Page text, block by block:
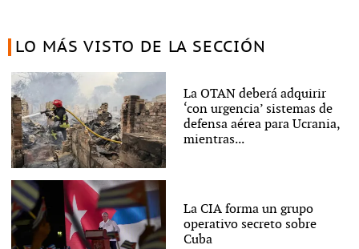
LO MÁS VISTO DE LA SECCIÓN
La OTAN deberá adquirir
‘con urgencia’ sistemas de
defensa aérea para Ucrania,
mientras...
La CIA forma un grupo
operativo secreto sobre
Cuba